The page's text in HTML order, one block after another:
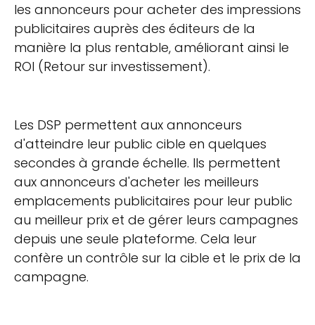
les annonceurs pour acheter des impressions
publicitaires auprès des éditeurs de la
manière la plus rentable, améliorant ainsi le
ROI (Retour sur investissement).
Les DSP permettent aux annonceurs
d'atteindre leur public cible en quelques
secondes à grande échelle. Ils permettent
aux annonceurs d'acheter les meilleurs
emplacements publicitaires pour leur public
au meilleur prix et de gérer leurs campagnes
depuis une seule plateforme. Cela leur
confère un contrôle sur la cible et le prix de la
campagne.